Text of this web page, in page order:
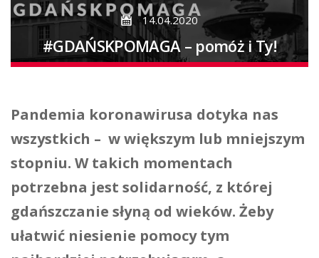
14.04.2020
#GDAŃSKPOMAGA – pomóż i Ty!
Pandemia koronawirusa dotyka nas
wszystkich – w większym lub mniejszym
stopniu. W takich momentach
potrzebna jest solidarność, z której
gdańszczanie słyną od wieków. Żeby
ułatwić niesienie pomocy tym